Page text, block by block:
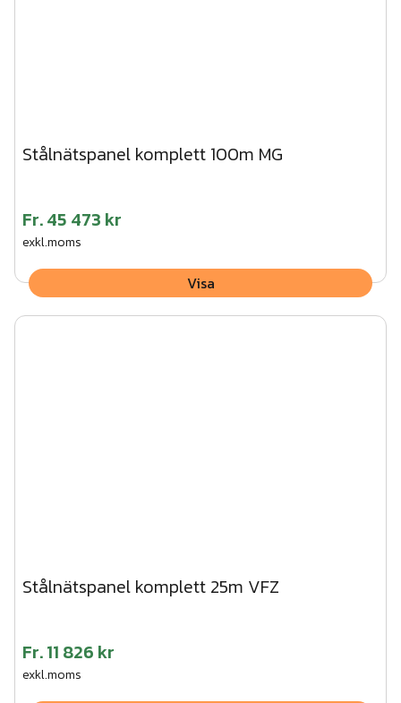
Stålnätspanel komplett 100m MG
Fr.45 473 kr
exkl.moms
Visa
Stålnätspanel komplett 25m VFZ
Fr.11 826 kr
exkl.moms